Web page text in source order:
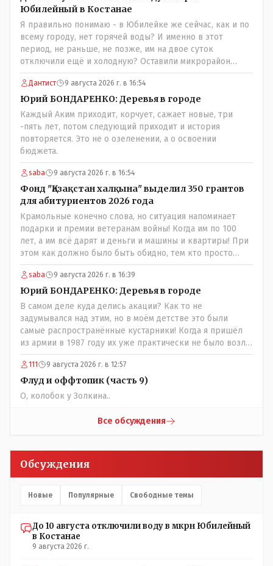
Юбилейный в Костанае
Я правильно понимаю - в Юбилейке же сейчас, как и по
всему городу, нет горячей воды? И именно в этот
период, не раньше, не позже, им на двое суток
отключили ещё и холодную? Оставили микрорайон
вообще без воды?
Дантист 9 августа 2026 г. в 16:54
Юрий БОНДАРЕНКО: Деревья в городе
Каждый Аким приходит, корчует, сажает новые, три
-пять лет, потом следующий приходит и история
повторяется. Это не о озеленении, а о освоении
бюджета.
saba 9 августа 2026 г. в 16:54
Фонд "Қазақстан халқына" выделил 350 грантов
для абитуриентов 2026 года
Крамольные конечно слова, но ситуация напоминает
подарки и премии ветеранам войны! Когда им по 100
лет, а им всё дарят и деньги и машины и квартиры! При
этом как должно было быть обидно, тем кто просто
выживал в эти годы отказывая себе во всём и работая
для фронта! Не всем повезло и получить медаль" За
доблестный труд в годы ВОВ", там хоть какие то льготы
были! А тут? Может всё таки стоит оценивать по
степени заинтересованности в высшем образовании, а
не по степени того , как тебе не повезло в жизни?
saba 9 августа 2026 г. в 16:39
Юрий БОНДАРЕНКО: Деревья в городе
В самом деле куда делись акации? Как то не
задумывался над этим, но в моём детстве это были
самые распространённые кустарники! Когда я пришёл
из армии в 1987 году их уже практически не было возле
родительского дома по улице Амангельды! А что
случилось то, с целым видом кустарника?
111 9 августа 2026 г. в 12:57
Флуд и оффтопик (часть 9)
О, колобок у Золкина..
Все обсуждения
Обсуждения
Новые Популярные Свободные темы
До 10 августа отключили воду в мкрн Юбилейный
в Костанае
9 августа 2026 г.